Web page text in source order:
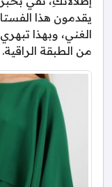
يقدمون هذا
الغني، وبهذا
من الطبقة الراقية.